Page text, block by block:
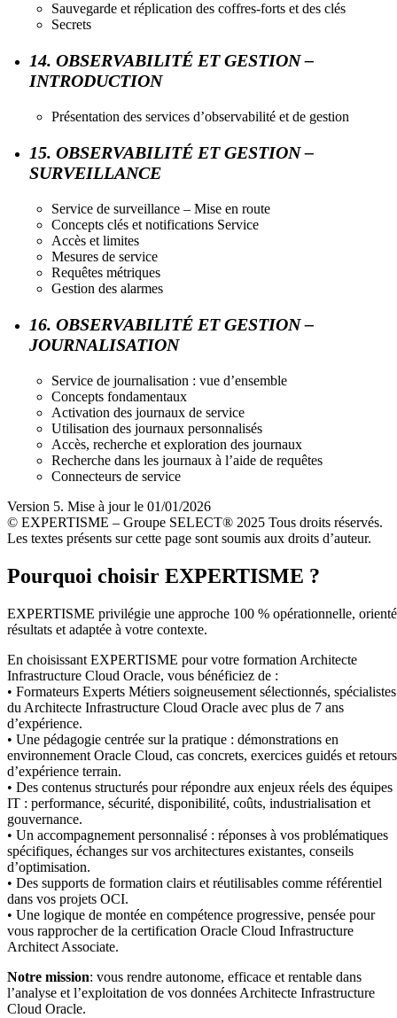
Sauvegarde et réplication des coffres-forts et des clés
Secrets
14. OBSERVABILITÉ ET GESTION –
INTRODUCTION
Présentation des services d’observabilité et de gestion
15. OBSERVABILITÉ ET GESTION –
SURVEILLANCE
Service de surveillance – Mise en route
Concepts clés et notifications Service
Accès et limites
Mesures de service
Requêtes métriques
Gestion des alarmes
16. OBSERVABILITÉ ET GESTION –
JOURNALISATION
Service de journalisation : vue d’ensemble
Concepts fondamentaux
Activation des journaux de service
Utilisation des journaux personnalisés
Accès, recherche et exploration des journaux
Recherche dans les journaux à l’aide de requêtes
Connecteurs de service
Version 5. Mise à jour le 01/01/2026
© EXPERTISME – Groupe SELECT® 2025 Tous droits réservés.
Les textes présents sur cette page sont soumis aux droits d’auteur.
Pourquoi choisir EXPERTISME ?
EXPERTISME privilégie une approche 100 % opérationnelle,
résultats et adaptée à votre contexte.
En choisissant EXPERTISME pour votre formation Architecte
Infrastructure Cloud Oracle, vous bénéficiez de :
• Formateurs Experts Métiers soigneusement sélectionnés, spécialistes
du Architecte Infrastructure Cloud Oracle avec plus de 7 ans
d’expérience.
• Une pédagogie centrée sur la pratique : démonstrations en
environnement Oracle Cloud, cas concrets, exercices guidés et retours
d’expérience terrain.
• Des contenus structurés pour répondre aux enjeux réels des équipes
IT : performance, sécurité, disponibilité, coûts, industrialisation et
gouvernance.
• Un accompagnement personnalisé : réponses à vos problématiques
spécifiques, échanges sur vos architectures existantes, conseils
d’optimisation.
• Des supports de formation clairs et réutilisables comme référentiel
dans vos projets OCI.
• Une logique de montée en compétence progressive, pensée pour
vous rapprocher de la certification Oracle Cloud Infrastructure
Architect Associate.
Notre mission: vous rendre autonome, efficace et rentable dans
l’analyse et l’exploitation de vos données Architecte Infrastructure
Cloud Oracle.